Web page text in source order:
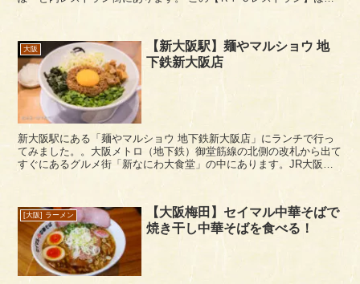
大阪
【新大阪駅】麺やマルショウ 地
下鉄新大阪店
新大阪駅にある「麺やマルショウ 地下鉄新大阪店」にランチで行っ
てみました。。大阪メトロ（地下鉄）御堂筋線の北側の改札から出て
すぐにあるグルメ街「新なにわ大食堂」の中にあります。JR大阪駅
[大阪] ラーメン
【大阪梅田】セイマル中華そばで
焼き干し中華そばを食べる！